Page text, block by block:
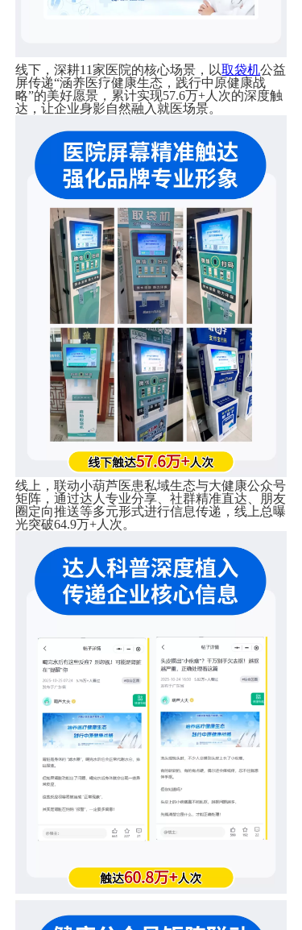
线下，深耕11家医院的核心场景，以取袋机公益
屏传递“涵养医疗健康生态，践行中原健康战
略”的美好愿景，累计实现57.6万+ 人次的深度触
达，让企业身影自然融入就医场景。
线上，联动小葫芦医患私域生态与大健康公众号
矩阵，通过达人专业分享、社群精准直达、朋友
圈定向推送等多元形式进行信息传递，线上总曝
光突破64.9万+ 人次。